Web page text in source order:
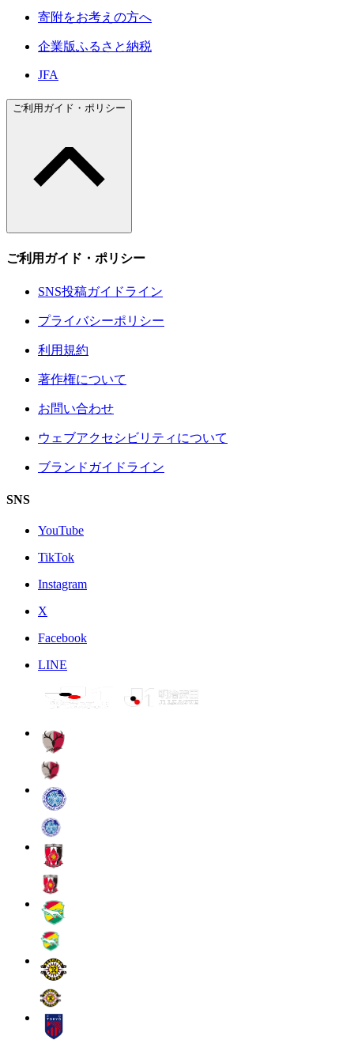
寄附をお考えの方へ
企業版ふるさと納税
JFA
ご利用ガイド・ポリシー
ご利用ガイド・ポリシー
SNS投稿ガイドライン
プライバシーポリシー
利用規約
著作権について
お問い合わせ
ウェブアクセシビリティについて
ブランドガイドライン
SNS
YouTube
TikTok
Instagram
X
Facebook
LINE